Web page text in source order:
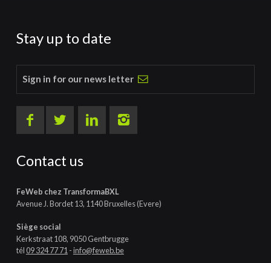
Stay up to date
Sign in for our news letter
Contact us
FeWeb chez TransformaBXL
Avenue J. Bordet 13, 1140 Bruxelles (Evere)
Siège social
Kerkstraat 108, 9050 Gentbrugge
tél09 324 77 71 -info@feweb.be